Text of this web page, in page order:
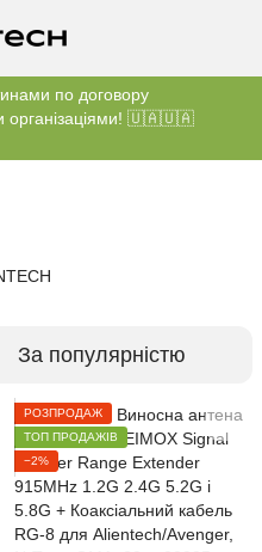
по договору
організаціями! 🇺🇦🇺🇦
За популярністю
РОЗПРОДАЖ
ТОП ПРОДАЖІВ
−2%